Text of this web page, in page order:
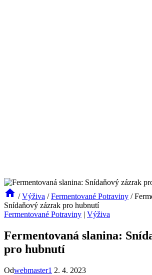
/ Výživa / Fermentované Potraviny /
Snídaňový zázrak pro hubnutí
Fermentované Potraviny | Výživa
Fermentovaná slanina:
pro hubnutí
Odwebmaster1 2. 4. 2023